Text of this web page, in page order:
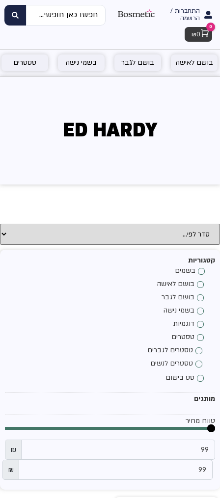
התחברות /
הרשמה
Cart
0
₪ 0
בושם לאישה בושם לגבר בשמי נישה טסטרים
ED HARDY
קטגוריות
בשמים
בושם לאישה
בושם לגבר
בשמי נישה
דוגמיות
טסטרים
טסטרים לגברים
טסטרים לנשים
סט בישום
מותגים
טווח מחיר
₪
₪